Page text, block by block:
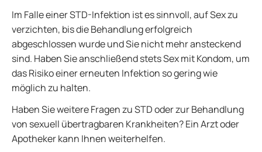
Im Falle einer STD-Infektion ist es sinnvoll, auf Sex zu
verzichten, bis die Behandlung erfolgreich
abgeschlossen wurde und Sie nicht mehr ansteckend
sind. Haben Sie anschließend stets Sex mit Kondom, um
das Risiko einer erneuten Infektion so gering wie
möglich zu halten.
Haben Sie weitere Fragen zu STD oder zur Behandlung
von sexuell übertragbaren Krankheiten? Ein Arzt oder
Apotheker kann Ihnen weiterhelfen.